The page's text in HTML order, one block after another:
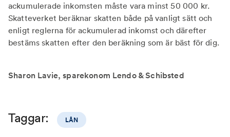
ackumulerade inkomsten måste vara minst 50 000 kr.
Skatteverket beräknar skatten både på vanligt sätt och
enligt reglerna för ackumulerad inkomst och därefter
bestäms skatten efter den beräkning som är bäst för dig.
Sharon Lavie, sparekonom Lendo & Schibsted
Taggar: LÅN